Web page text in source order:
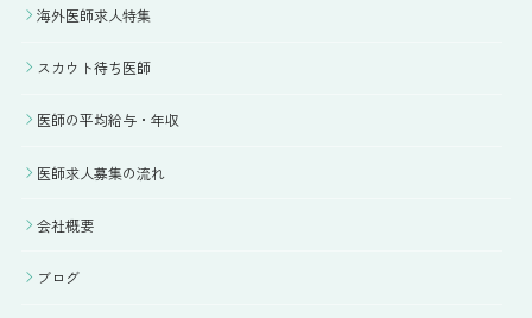
海外医師求人特集
スカウト待ち医師
医師の平均給与・年収
医師求人募集の流れ
会社概要
ブログ